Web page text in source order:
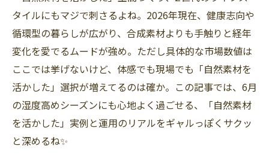
タイルにもマジで刺さるよね。2026年現在、健康志向や
循環型の暮らしが広がり、合成素材よりも手触りと経年
変化を愛でるムードが強め。ただし具体的な市場数値は
ここでは挙げないけど、体感でも現場でも「自然素材を
活かした」選択が増えてるのは確か。この記事では、6月
の湿度高めシーズンにも心地よく過ごせる、「自然素材
を活かした」実例と運用のリアルをギャルっぽくサクッ
と深めるね✨